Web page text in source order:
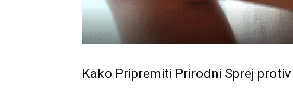
Kako Pripremiti Prirodni Sprej